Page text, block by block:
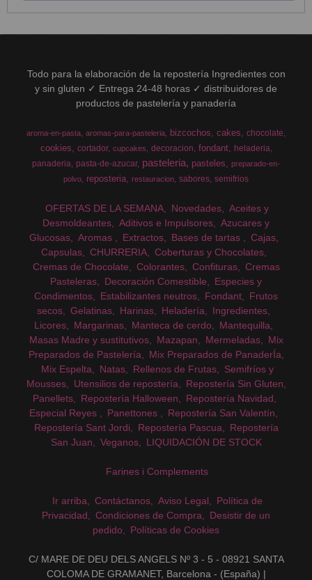
Todo para la elaboración de la repostería Ingredientes con
y sin gluten ✓ Entrega 24-48 horas ✓ distribuidores de
productos de pastelería y panadería
aroma-en-pasta aromas-para-pasteleria bizcochos cakes chocolate
cookies cortador cupcakes decoracion fondant
heladeria
panaderia pasta-de-azucar pasteleria pasteles
preparado-en-
polvo
reposteria restauracion sabores semifrios
OFERTAS DE LA SEMANA Novedades
Aceites y
Desmoldeantes
Aditivos e Impulsores
Azucares y
Glucosas
Aromas Extractos Bases de tartas
Cajas
Capsulas
CHURRERIA
Coberturas y Chocolates
Cremas de Chocolate
Colorantes Confituras
Cremas
Pasteleras
Decoración Comestible
Especies y
Condimentos
Estabilizantes neutros Fondant
Frutos
secos
Gelatinas Harinas Heladería
Ingredientes
Licores
Margarinas Manteca de cerdo
Mantequilla
Masas Madre y sustitutivos
Mazapan Mermeladas
Mix
Preparados de Pastelería
Mix Preparados de PanaderÍa
Mix Espelta
Natas Rellenos de Frutas
Semifríos y
Mousses
Utensilios de repostería
Repostería Sin Gluten
Panellets
Repostería Halloween
Repostería Navidad
Especial Reyes
Panettones
Repostería San Valentín
Repostería Sant Jordi
Repostería Pascua
Repostería
San Juan
Veganos LIQUIDACIÓN DE STOCK
Farines i Complements
Ir arriba Contáctanos Aviso Legal
Política de
Privacidad
Condiciones de Compra
Desistir de un
pedido
Políticas de Cookies
C/ MARE DE DEU DELS ANGELS Nº 3 - 5 - 08921 SANTA
COLOMA DE GRAMANET, Barcelona - (España) |